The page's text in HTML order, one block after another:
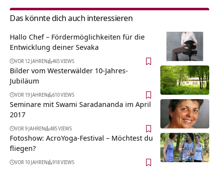
Das könnte dich auch interessieren
Hallo Chef – Fördermöglichkeiten für die
Entwicklung deiner Sevaka
VOR 12 JAHREN 465 VIEWS
Bilder vom Westerwälder 10-Jahres-
Jubiläum
VOR 19 JAHREN 610 VIEWS
Seminare mit Swami Saradananda im April
2017
VOR 9 JAHREN 485 VIEWS
Fotoshow: AcroYoga-Festival – Möchtest du
fliegen?
VOR 10 JAHREN 918 VIEWS